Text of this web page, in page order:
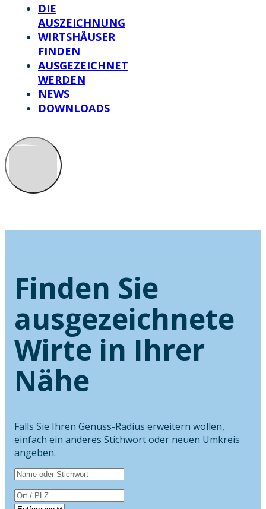
DIE
AUSZEICHNUNG
WIRTSHÄUSER
FINDEN
AUSGEZEICHNET
WERDEN
NEWS
DOWNLOADS
Finden Sie
ausgezeichnete
Wirte in Ihrer
Nähe
Falls Sie Ihren Genuss-Radius erweitern wollen,
einfach ein anderes Stichwort oder neuen Umkreis
angeben.